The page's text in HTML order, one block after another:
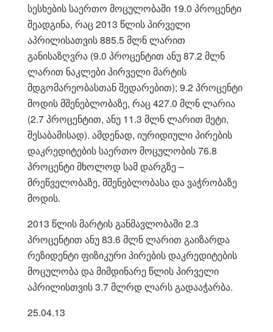
სესხების საერთო მოცულობაში 19.0 პროცენტი
შეადგინა, რაც 2013 წლის პირველი
აპრილისათვის 885.5 მლნ ლარით
განისაზღვრა (9.0 პროცენტით ანუ 87.2 მლნ
ლარით ნაკლები პირველი მარტის
მდგომარეობასთან შედარებით); 9.2 პროცენტი
მოდის მშენებლობაზე, რაც 427.0 მლნ ლარია
(2.7 პროცენტით, ანუ 11.3 მლნ ლარით მეტი,
შესაბამისად). ამდენად, იურიდიული პირების
დაკრედიტების საერთო მოცულობის 76.8
პროცენტი მხოლოდ სამ დარგზე –
მრეწველობაზე, მშენებლობასა და ვაჭრობაზე
მოდის.
2013 წლის მარტის განმავლობაში 2.3
პროცენტით ანუ 83.6 მლნ ლარით გაიზარდა
რეზიდენტი ფიზიკური პირების დაკრედიტების
მოცულობა და მიმდინარე წლის პირველი
აპრილისთვის 3.7 მლრდ ლარს გადააჭარბა.
25.04.13